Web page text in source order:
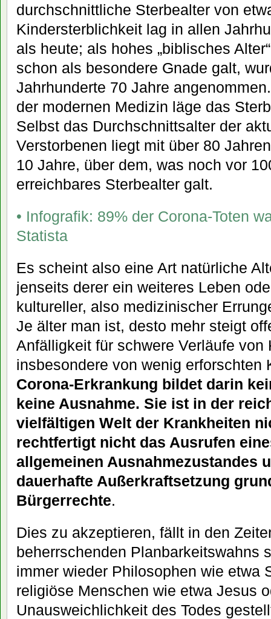
durchschnittliche Sterbealter von
Kindersterblichkeit lag in allen
als heute; als hohes „biblisches
schon als besondere Gnade galt,
Jahrhunderte 70 Jahre
der modernen Medizin läge das
Selbst das Durchschnittsalter der
Verstorbenen liegt mit über 80
10 Jahre, über dem, was noch vor
erreichbares Sterbealter galt.
• Infografik: 89% der Corona-Toten
Statista
Es scheint also eine Art natürliche
jenseits derer ein weiteres Leben
kultureller, also medizinischer
Je älter man ist, desto mehr steigt
Anfälligkeit für schwere Verläufe von
insbesondere von wenig erforschten
Corona-Erkrankung bildet darin
keine Ausnahme. Sie ist in der
vielfältigen Welt der Krankheiten
rechtfertigt nicht das Ausrufen
allgemeinen Ausnahmezustandes
dauerhafte Außerkraftsetzung
Bürgerrechte.
Dies zu akzeptieren, fällt in den
beherrschenden Planbarkeitswahns
immer wieder Philosophen wie etwa
religiöse Menschen wie etwa Jesus
Unausweichlichkeit des Todes